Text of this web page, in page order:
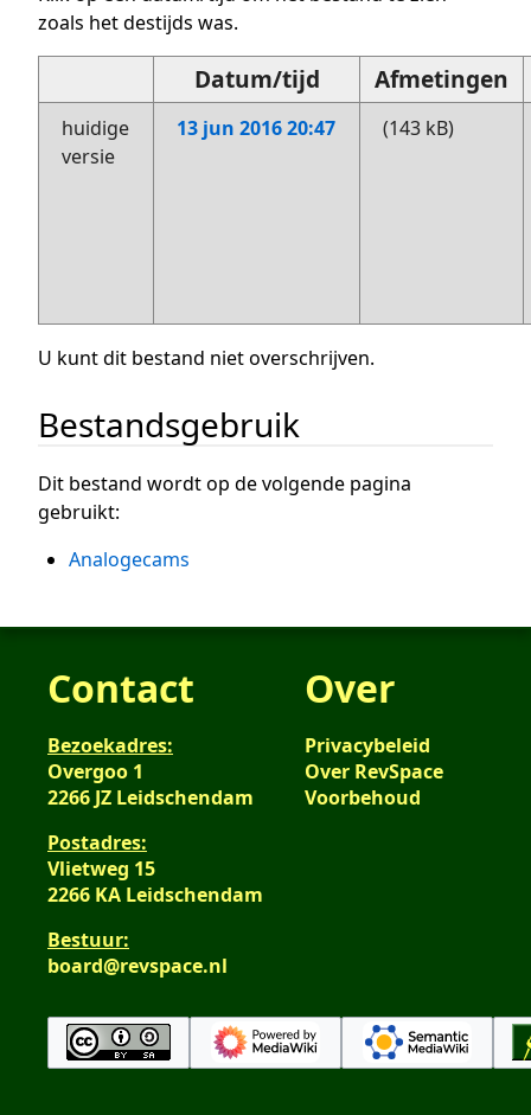
zoals het destijds was.
Datum/tijd Afmetingen
huidige
versie
13 jun 2016 20:47 (143 kB)
U kunt dit bestand niet overschrijven.
Bestandsgebruik
Dit bestand wordt op de volgende pagina
gebruikt:
Analogecams
Contact
Bezoekadres:
Overgoo 1
2266 JZ Leidschendam
Postadres:
Vlietweg 15
2266 KA Leidschendam
Bestuur:
board@revspace.nl
Over
Privacybeleid
Over RevSpace
Voorbehoud